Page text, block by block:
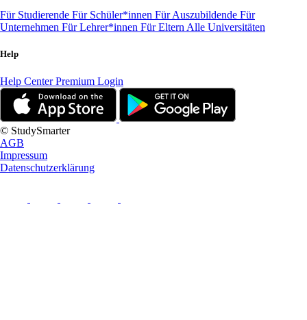
Für Studierende Für Schüler*innen Für Auszubildende Für
Unternehmen Für Lehrer*innen Für Eltern Alle Universitäten
Help
Help CenterPremium Login
© StudySmarter
AGB
Impressum
Datenschutzerklärung